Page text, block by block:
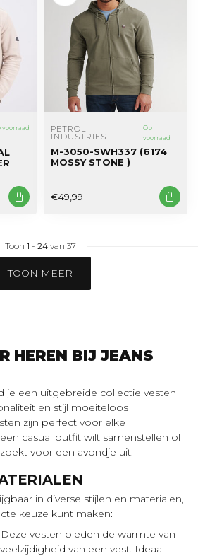
voorraad PETROL
INDUSTRIES
Op
voorraad
M-3050-SWH337 (6174
MOSSY STONE )
€49,99
Toon 1 - 24van 37
TOON MEER
HEREN BIJ JEANS
je een uitgebreide collectie vesten
en stijl moeiteloos
zijn perfect voor elke
casual outfit wilt samenstellen of
voor een avondje uit.
in diverse stijlen en materialen,
keuze kunt maken:
Deze vesten bieden de warmte van
van een vest. Ideaal